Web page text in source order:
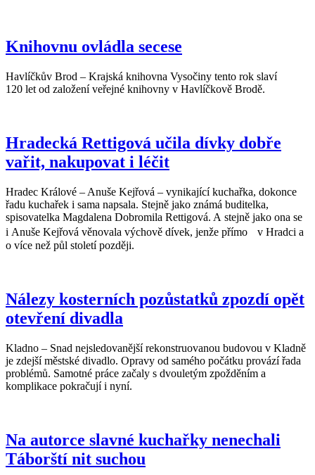
Knihovnu ovládla secese
Havlíčkův Brod – Krajská knihovna Vysočiny tento rok slaví
120 let od založení veřejné knihovny v Havlíčkově Brodě.
Hradecká Rettigová učila dívky dobře
vařit, nakupovat i léčit
Hradec Králové – Anuše Kejřová – vynikající kuchařka, dokonce
řadu kuchařek i sama napsala. Stejně jako známá buditelka,
spisovatelka Magdalena Dobromila Rettigová. A stejně jako ona se
i Anuše Kejřová věnovala výchově dívek, jenže přímo v Hradci a
o více než půl století později.
Nálezy kosterních pozůstatků zpozdí opět
otevření divadla
Kladno – Snad nejsledovanější rekonstruovanou budovou v Kladně
je zdejší městské divadlo. Opravy od samého počátku provází řada
problémů. Samotné práce začaly s dvouletým zpožděním a
komplikace pokračují i nyní.
Na autorce slavné kuchařky nenechali
Táborští nit suchou